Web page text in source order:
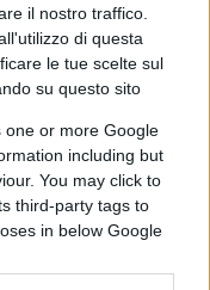
il nostro traffico.
di questa
le tue scelte sul
su questo sito
one or more Google
including but
You may click to
third-party tags to
in below Google
ognuno deve
mezzo che
suoi buoni motivi.
salute. Cosa
uno stato che
di farlo in
continue, e
lavoro,